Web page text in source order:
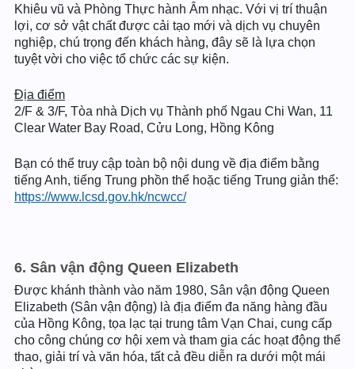
Khiêu vũ và Phòng Thực hành Âm nhạc. Với vị trí thuận
lợi, cơ sở vật chất được cải tạo mới và dịch vụ chuyên
nghiệp, chú trọng đến khách hàng, đây sẽ là lựa chọn
tuyệt vời cho việc tổ chức các sự kiện.
Địa điểm
2/F & 3/F, Tòa nhà Dịch vụ Thành phố Ngau Chi Wan, 11
Clear Water Bay Road, Cửu Long, Hồng Kông
Bạn có thể truy cập toàn bộ nội dung về địa điểm bằng
tiếng Anh, tiếng Trung phồn thể hoặc tiếng Trung giản thể:
https://www.lcsd.gov.hk/ncwcc/
6. Sân vận động Queen Elizabeth
Được khánh thành vào năm 1980, Sân vận động Queen
Elizabeth (Sân vận động) là địa điểm đa năng hàng đầu
của Hồng Kông, tọa lạc tại trung tâm Vạn Chai, cung cấp
cho công chúng cơ hội xem và tham gia các hoạt động thể
thao, giải trí và văn hóa, tất cả đều diễn ra dưới một mái